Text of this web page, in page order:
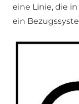
eine Linie, die
ein